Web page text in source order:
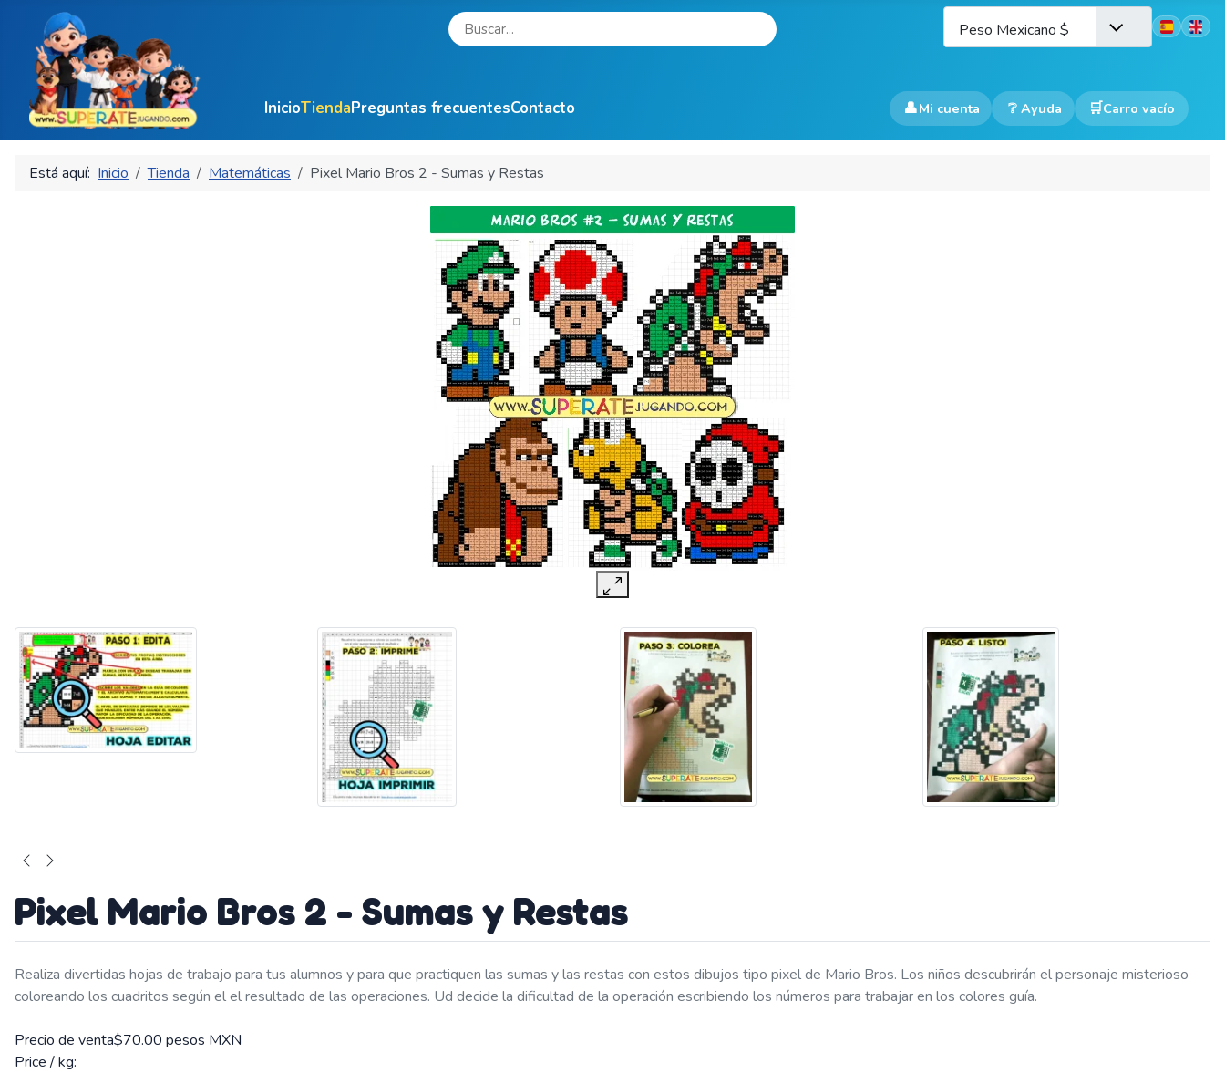
Peso Mexicano $ Seleccione
InicioTiendaPreguntas frecuentesContacto 👤Mi cuenta ❔ Ayuda Carro vacío
Está aquí: Inicio Tienda Matemáticas Pixel Mario Bros 2 - Sumas y Restas
Pixel Mario Bros 2 - Sumas y Restas
Realiza divertidas hojas de trabajo para tus alumnos y para que practiquen las sumas y las restas con estos dibujos tipo pixel de Mario Bros. Los niños descubrirán el personaje misterioso
coloreando los cuadritos según el el resultado de las operaciones. Ud decide la dificultad de la operación escribiendo los números para trabajar en los colores guía.
Precio de venta$70.00 pesos MXN
Price / kg: